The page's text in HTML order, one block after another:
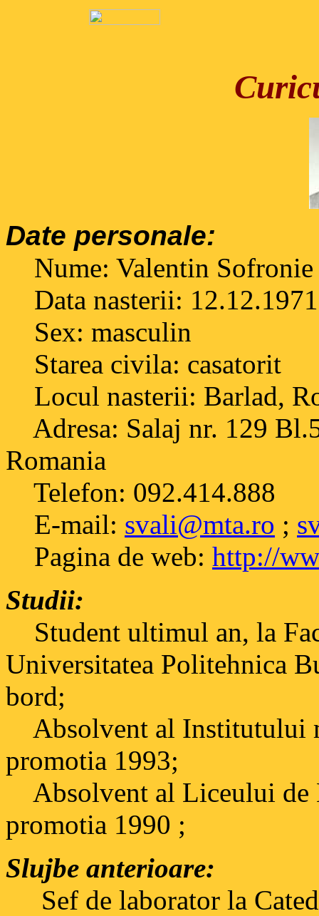
Date personale:
Nume: Valentin Sofronie
Data nasterii: 12.12.1971
Sex: masculin
Starea civila: casatorit
Locul nasterii: Barlad,
Adresa: Salaj nr. 129
Romania
Telefon: 092.414.888
E-mail: svali@mta.ro ;
Pagina de web: http://
Studii:
Student ultimul an, la
Universitatea Politehnica
bord;
Absolvent al Institutului
promotia 1993;
Absolvent al Liceului de
promotia 1990 ;
Slujbe anterioare:
Sef de laborator la